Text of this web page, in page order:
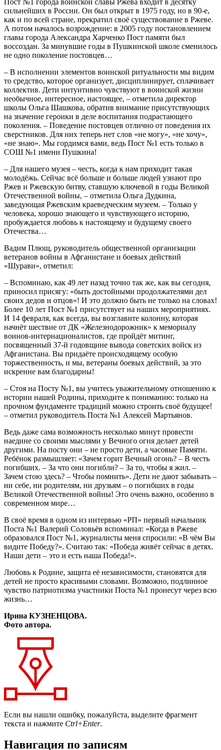
сильнейших в России. Он был открыт в 1975 году, но в 90-е,
как и по всей стране, прекратил своё существование в Ржеве.
А потом началось возрождение: в 2005 году постановлением
главы города Александра Харченко Пост памяти был
воссоздан. За минувшие годы в Пушкинской школе сменилось
не одно поколение постовцев…
– В исполнении элементов воинской ритуальности мы видим
то средство, которое организует, дисциплинирует, сплачивает
коллектив. Дети интуитивно чувствуют в воинской жизни
необычное, интересное, настоящее, – отметила директор
школы Ольга Шашкова, обратив внимание присутствующих
на значение героики в деле воспитания подрастающего
поколения. – Поведение постовцев отлично от поведения их
сверстников. Для них теперь нет слов «не могу», «не хочу»,
«не знаю». Мы гордимся вами, ведь Пост №1 есть только в
СОШ №1 имени Пушкина!
– Для нашего музея – честь, когда к нам приходит такая
молодёжь. Сейчас всё больше и больше людей узнают про
Ржев и Ржевскую битву, ставшую ключевой в годы Великой
Отечественной войны, – отметила Ольга Дудкина,
заведующая Ржевским краеведческим музеем. – Только у
человека, хорошо знающего и чувствующего историю,
пробуждается любовь к настоящему и будущему своего
Отечества…
Вадим Плющ, руководитель общественной организации
ветеранов войны в Афганистане и боевых действий
«Шурави», отметил:
– Вспоминаю, как 49 лет назад точно так же, как вы сегодня,
приносил присягу: «быть достойными продолжателями дел
своих дедов и отцов»! И это должно быть не только на словах!
Более 10 лет Пост №1 присутствует на наших мероприятиях.
И 14 февраля, как всегда, вы возглавите колонну, которая
начнёт шествие от ДК «Железнодорожник» к мемориалу
воинов-интернационалистов, где пройдёт митинг,
посвященный 37-й годовщине вывода советских войск из
Афганистана. Вы придаёте происходящему особую
торжественность, и мы, ветераны боевых действий, за это
искренне вам благодарны!
– Стоя на Посту №1, вы учитесь уважительному отношению к
истории нашей Родины, приходите к пониманию: только на
прочном фундаменте традиций можно строить своё будущее!
– отметил руководитель Поста №1 Алексей Мартьянов.
Ведь даже сама возможность несколько минут провести
наедине со своими мыслями у Вечного огня делает детей
другими. На посту они – не просто дети, а часовые Памяти.
Ребёнок размышляет: «Зачем горит Вечный огонь? – В честь
погибших. – За что они погибли? – За то, чтобы я жил. –
Зачем стою здесь? – Чтобы помнить». Дети не дают забывать –
ни себе, ни родителям, ни друзьям – о погибших в годы
Великой Отечественной войны! Это очень важно, особенно в
современном мире…
В своё время в одном из интервью «РП» первый начальник
Поста №1 Валерий Соловьёв вспоминал: «Когда в Ржеве
образовался Пост №1, журналисты меня спросили: «В чём Вы
видите Победу?». Считаю так: «Победа живёт сейчас в детях.
Наши дети – это и есть наша Победа!».
Любовь к Родине, защита её независимости, становятся для
детей не просто красивыми словами. Возможно, подлинное
чувство патриотизма участники Поста №1 пронесут через всю
жизнь…
Ирина КУЗНЕНЦОВА.
Фото автора.
Если вы нашли ошибку, пожалуйста, выделите фрагмент
текста и нажмите Ctrl+Enter.
Навигация по записям